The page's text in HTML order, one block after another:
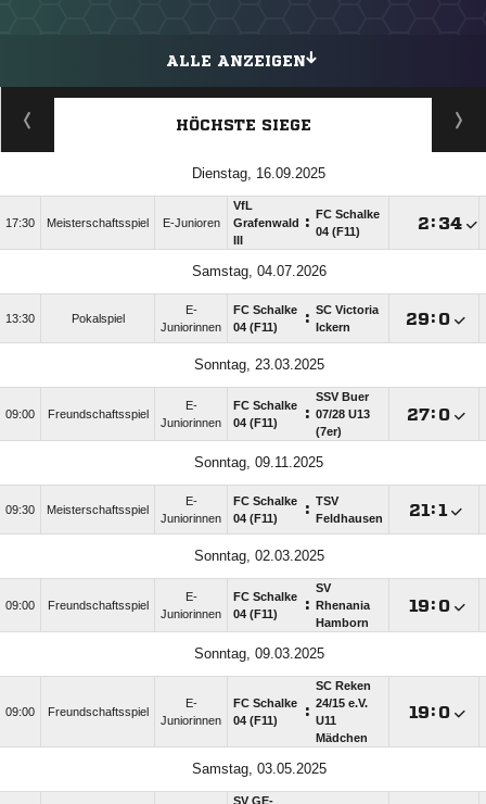
ALLE ANZEIGEN
HÖCHSTE SIEGE
Dienstag, 16.09.2025
17:30 Meisterschaftsspiel E-Junioren
VfL
Grafenwald
:
FC Schalke
04 (F11)
: 
Samstag, 04.07.2026
13:30 Pokalspiel
E-
Juniorinnen
FC Schalke
04 (F11)
: SC Victoria
Ickern
: 
Sonntag, 23.03.2025
09:00 Freundschaftsspiel
E-
Juniorinnen
FC Schalke
04 (F11)
:
SSV Buer
07/​28 U13
(7er)
: 
Sonntag, 09.11.2025
09:30 Meisterschaftsspiel
E-
Juniorinnen
FC Schalke
04 (F11)
: TSV
Feldhausen
:
Sonntag, 02.03.2025
09:00 Freundschaftsspiel
E-
Juniorinnen
FC Schalke
04 (F11)
:
SV
Rhenania
Hamborn
: 
Sonntag, 09.03.2025
09:00 Freundschaftsspiel
E-
Juniorinnen
FC Schalke
04 (F11)
:
SC Reken
24/​15 e.V.
U11
Mädchen
: 
Samstag, 03.05.2025
SV GE-